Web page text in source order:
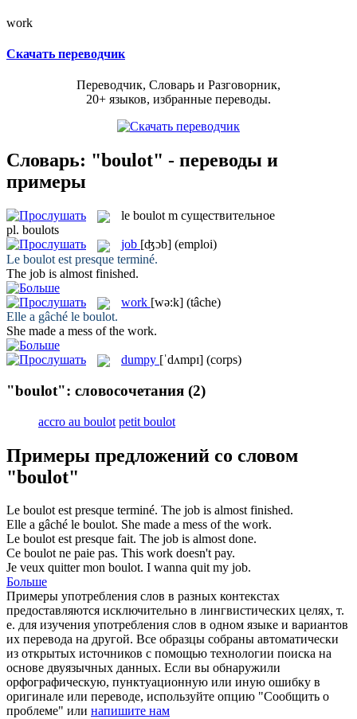
work
Скачать переводчик
Переводчик, Словарь и Разговорник,
20+ языков, избранные переводы.
Словарь: "boulot" - переводы и
примеры
le boulot m существительное
pl. boulots
job [ʤɔb] (emploi)
Le boulot est presque terminé.
The job is almost finished.
work [wə:k] (tâche)
Elle a gâché le boulot.
She made a mess of the work.
dumpy [ˈdʌmpɪ] (corps)
"boulot": словосочетания (2)
accro au boulot petit boulot
Примеры предложений со словом
"boulot"
Le boulotest presque terminé. The job is almost finished.
Elle a gâché le boulot. She made a mess of the work.
Le boulotest presque fait. The job is almost done.
Ce boulotne paie pas. This work doesn't pay.
Je veux quitter mon boulot. I wanna quit my job.
Больше
Примеры употребления слов в разных контекстах
предоставляются исключительно в лингвистических целях, т.
е. для изучения употребления слов в одном языке и вариантов
их перевода на другой. Все образцы собраны автоматически
из открытых источников с помощью технологии поиска на
основе двуязычных данных. Если вы обнаружили
орфографическую, пунктуационную или иную ошибку в
оригинале или переводе, используйте опцию "Сообщить о
проблеме" или напишите нам